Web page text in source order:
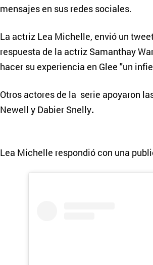
mensajes en sus redes sociales.
La actriz Lea Michelle, envió un
respuesta de la actriz Samanthay
hacer su experiencia en Glee "un
Otros actores de la serie apoyaron
Newell y Dabier Snelly.
Lea Michelle respondió con una